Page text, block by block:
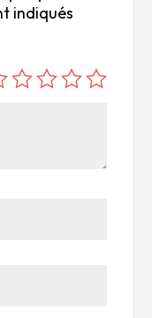
indiqués
s